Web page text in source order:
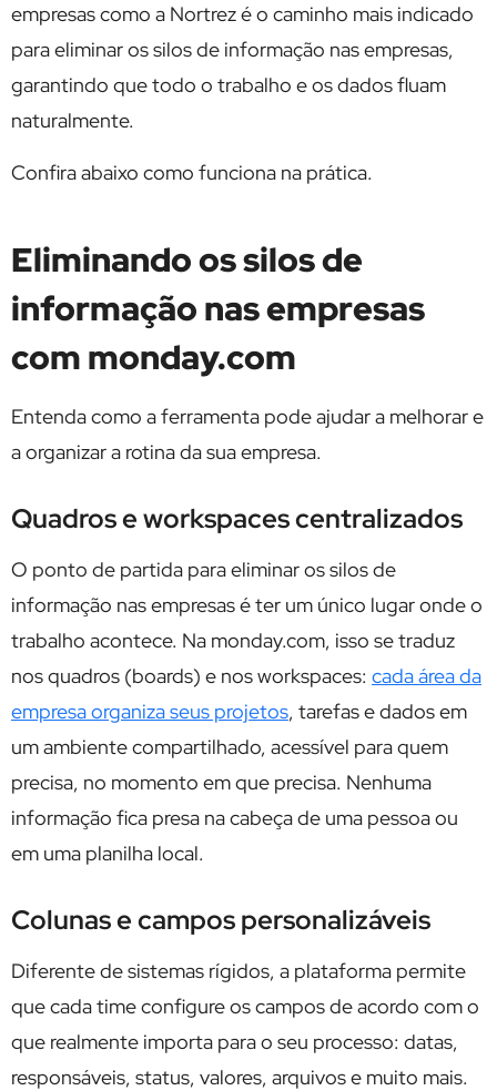
empresas como a Nortrez é o caminho mais indicado
para eliminar os silos de informação nas empresas,
garantindo que todo o trabalho e os dados fluam
naturalmente.
Confira abaixo como funciona na prática.
Eliminando os silos de
informação nas empresas
com monday.com
Entenda como a ferramenta pode ajudar a melhorar e
a organizar a rotina da sua empresa.
Quadros e workspaces centralizados
O ponto de partida para eliminar os silos de
informação nas empresas é ter um único lugar onde o
trabalho acontece. Na monday.com, isso se traduz
nos quadros (boards) e nos workspaces: cada área da
empresa organiza seus projetos, tarefas e dados em
um ambiente compartilhado, acessível para quem
precisa, no momento em que precisa. Nenhuma
informação fica presa na cabeça de uma pessoa ou
em uma planilha local.
Colunas e campos personalizáveis
Diferente de sistemas rígidos, a plataforma permite
que cada time configure os campos de acordo com o
que realmente importa para o seu processo: datas,
responsáveis, status, valores, arquivos e muito mais.